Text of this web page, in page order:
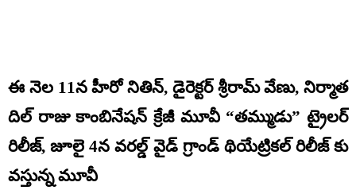
ఈ నెల 11న హీరో నితిన్, డైరెక్టర్ శ్రీరామ్ వేణు, నిర్మాత
దిల్ రాజు కాంబినేషన్ క్రేజీ మూవీ “తమ్ముడు” ట్రైలర్
రిలీజ్, జూలై 4న వరల్డ్ వైడ్ గ్రాండ్ థియేట్రికల్ రిలీజ్ కు
వస్తున్న మూవీ